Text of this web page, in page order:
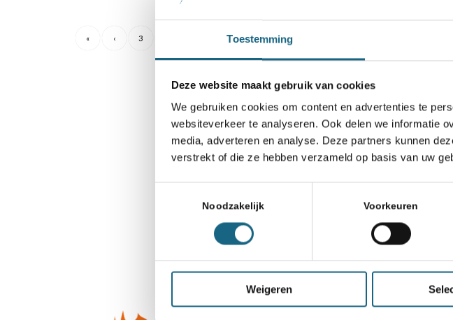
Toestemming
Deze website maakt gebruik van cookies
We gebruiken cookies om content en advertenties te
websiteverkeer te analyseren. Ook delen we informatie
media, adverteren en analyse. Deze partners kunnen
verstrekt of die ze hebben verzameld op basis van uw
Noodzakelijk Voorkeuren
Weigeren
« ‹ 3 7 ›
Schaakbond.nl wordt